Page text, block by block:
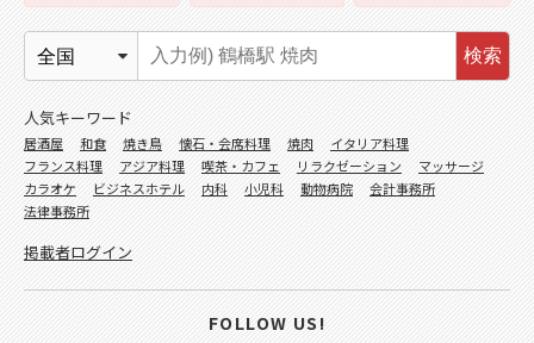
検索
人気キーワード
居酒屋 和食 焼き鳥 懐石・会席料理 焼肉
イタリア料理
フランス料理
アジア料理 喫茶・カフェ リラクゼーション
マッサージ
カラオケ
ビジネスホテル 内科 小児科 動物病院
会計事務所
法律事務所
掲載者ログイン
FOLLOW US!